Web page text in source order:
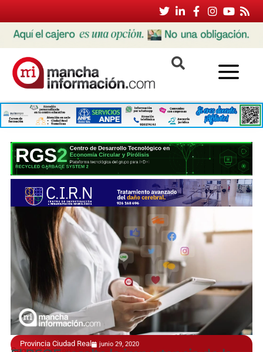
Provincia Ciudad Real junio 29, 2020